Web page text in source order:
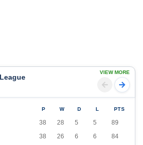
VIEW MORE
P W D L PTS
38 28 5 5
89
38 26 6 6
84